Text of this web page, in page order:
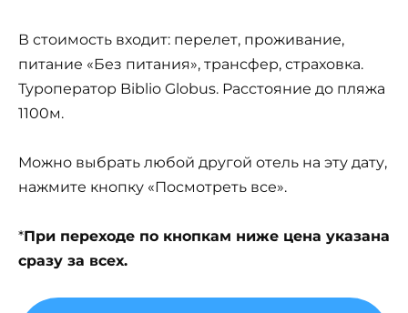
В стоимость входит: перелет, проживание,
питание «Без питания», трансфер, страховка.
Туроператор Biblio Globus. Расстояние до пляжа
1100м.
Можно выбрать любой другой отель на эту дату,
нажмите кнопку «Посмотреть все».
*При переходе по кнопкам ниже цена указана
сразу за всех.